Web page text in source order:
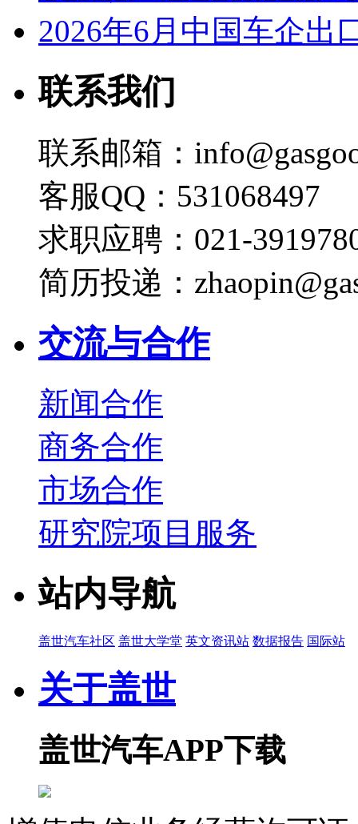
2026年6月中国车企出
联系我们
联系邮箱：
客服QQ：531068497
求职应聘：021-
简历投递：
交流与合作
新闻合作
商务合作
市场合作
研究院项目服务
站内导航
盖世汽车社区 盖世大学堂 英文资讯站 数据报告 国际站
关于盖世
盖世汽车APP下载